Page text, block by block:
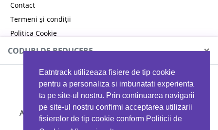
Eatntrack utilizeaza fisiere de tip cookie
pentru a personaliza si imbunatati experienta
ta pe site-ul nostru. Prin continuarea navigarii
pe site-ul nostru confirmi acceptarea utilizarii
fisierelor de tip cookie conform Politicii de
Contact
Termeni și condiții
Politica Cookie
Politica de confidențialitate
CODURI DE REDUCERE ×
MYPROTEIN
Ai 40%reducere la orice comandă folosind codul
EATTRACK